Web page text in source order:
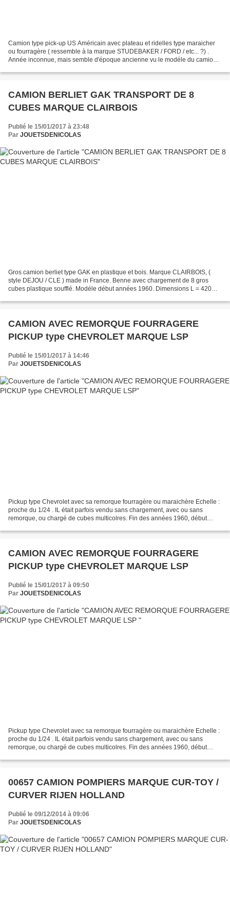
Camion type pick-up US Américain avec plateau et ridelles type maraicher
ou fourragère ( ressemble à la marque STUDEBAKER / FORD / etc... ?) .
Année inconnue, mais semble d'époque ancienne vu le modéle du camion.
CAMION BERLIET GAK TRANSPORT DE 8
CUBES MARQUE CLAIRBOIS
Publié le 15/01/2017 à 23:48
Par JOUETSDENICOLAS
Gros camion berliet type GAK en plastique et bois. Marque CLAIRBOIS, (
style DEJOU / CLE ) made in France. Benne avec chargement de 8 gros
cubes plastique soufflé. Modéle début années 1960. Dimensions L = 420
CAMION AVEC REMORQUE FOURRAGERE
PICKUP type CHEVROLET MARQUE LSP
Publié le 15/01/2017 à 14:46
Par JOUETSDENICOLAS
Pickup type Chevrolet avec sa remorque fourragère ou maraichère Echelle :
proche du 1/24 . IL était parfois vendu sans chargement, avec ou sans
remorque, ou chargé de cubes multicolres. Fin des années 1960, début
CAMION AVEC REMORQUE FOURRAGERE
PICKUP type CHEVROLET MARQUE LSP
Publié le 15/01/2017 à 09:50
Par JOUETSDENICOLAS
Pickup type Chevrolet avec sa remorque fourragère ou maraichère Echelle :
proche du 1/24 . IL était parfois vendu sans chargement, avec ou sans
remorque, ou chargé de cubes multicolres. Fin des années 1960, début
00657 CAMION POMPIERS MARQUE CUR-TOY /
CURVER RIJEN HOLLAND
Publié le 09/12/2014 à 09:06
Par JOUETSDENICOLAS